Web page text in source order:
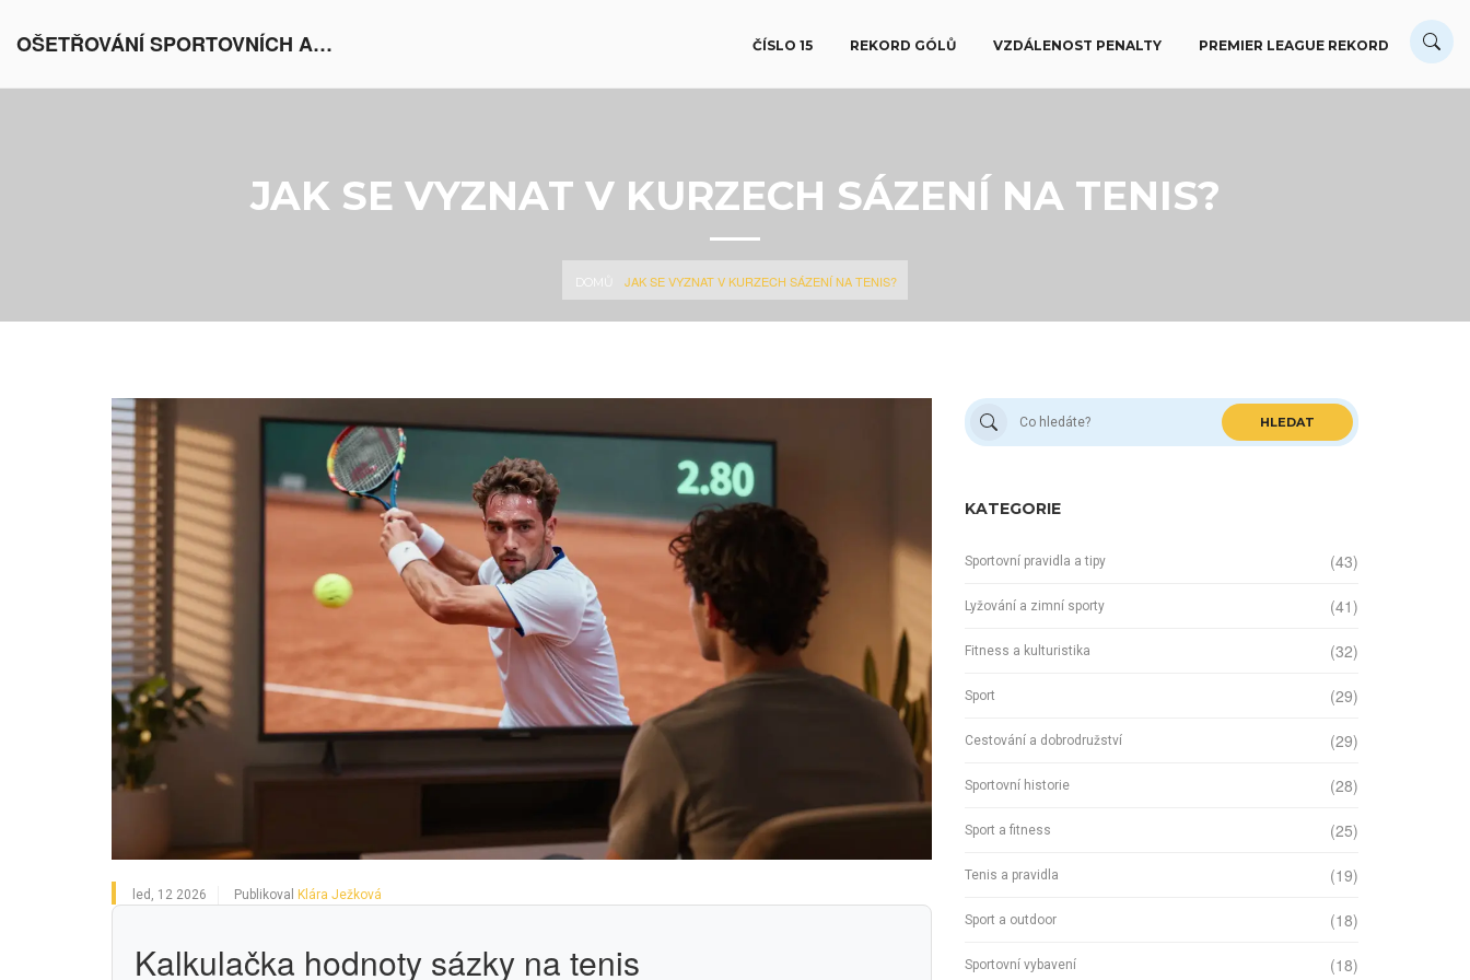
OŠETŘOVÁNÍ SPORTOVNÍCH AKTIVIT V EVROPĚ ČÍSLO 15 REKORD GÓLŮ VZDÁLENOST PENALTY PREMIER LEAGUE REKORD
JAK SE VYZNAT V KURZECH SÁZENÍ NA TENIS?
DOMŮ JAK SE VYZNAT V KURZECH SÁZENÍ NA TENIS?
led, 12 2026 Publikoval Klára Ježková
Kalkulačka hodnoty sázky na tenis
HLEDAT
KATEGORIE
Sportovní pravidla a tipy (43)
Lyžování a zimní sporty (41)
Fitness a kulturistika (32)
Sport (29)
Cestování a dobrodružství (29)
Sportovní historie (28)
Sport a fitness (25)
Tenis a pravidla (19)
Sport a outdoor (18)
Sportovní vybavení (18)